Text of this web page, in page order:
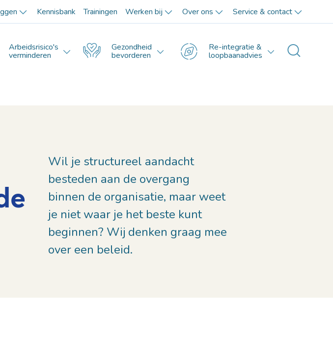
Kennisbank Trainingen Werken bij Over ons Service & contact
Arbeidsrisico's
verminderen
Gezondheid
bevorderen
Re-integratie &
loopbaanadvies
Wil je structureel aandacht
besteden aan de overgang
binnen de organisatie, maar weet
je niet waar je het beste kunt
beginnen? Wij denken graag mee
over een beleid.